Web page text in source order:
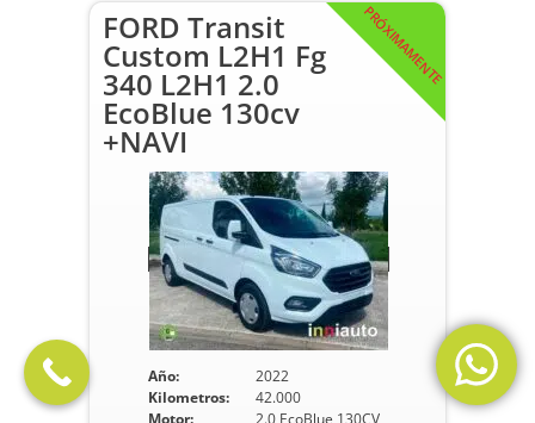
PRÓXIMAMENTE
FORD Transit
Custom L2H1 Fg
340 L2H1 2.0
EcoBlue 130cv
+NAVI
Año:
2022
Kilometros:
42.000
Motor:
2.0 EcoBlue 130CV